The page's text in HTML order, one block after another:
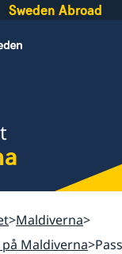
Sweden Abroad
Maldiverna
Maldiverna